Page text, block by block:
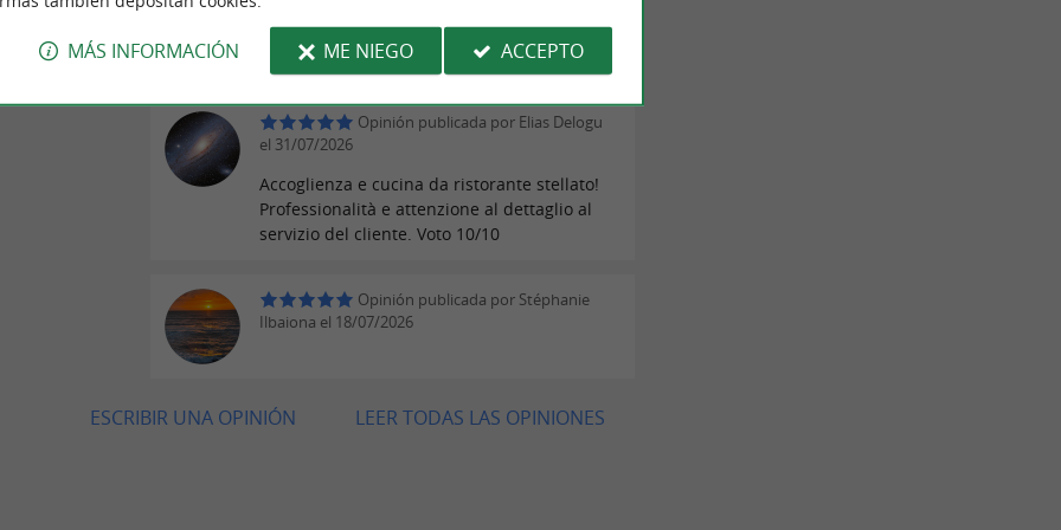
de faire plaisir dans chaque détail. Merci
pour cette belle expérience pour le jour de
mes 35 ans !
Opinión publicada por Elias Delogu
el 31/07/2026
Accoglienza e cucina da ristorante stellato!
Professionalità e attenzione al dettaglio al
servizio del cliente. Voto 10/10
Opinión publicada por Stéphanie
Ilbaiona el 18/07/2026
LEER TODAS LAS OPINIONES
ESCRIBIR UNA OPINIÓN
MÁS INFORMACIÓN ME NIEGO ACCEPTO